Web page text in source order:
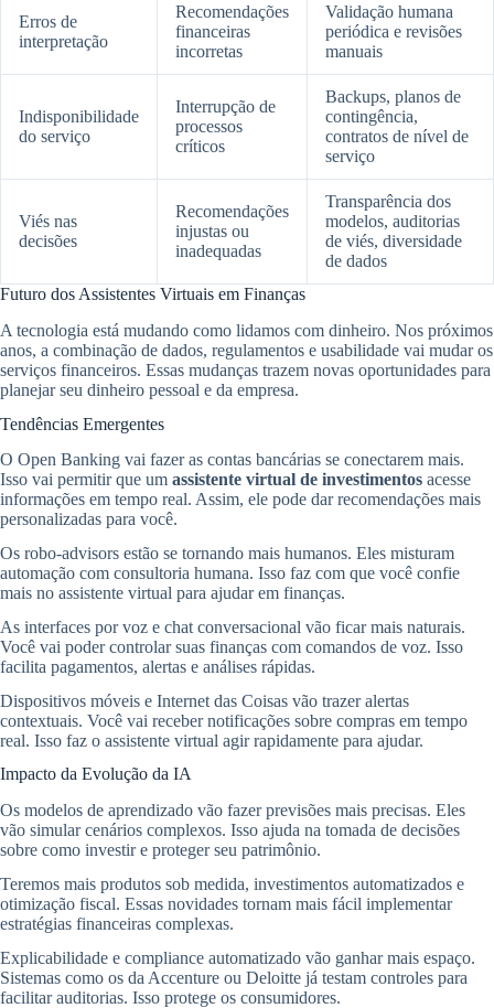
Erros de
interpretação
Recomendações
financeiras
incorretas
Validação humana
periódica e revisões
manuais
Indisponibilidade
do serviço
Interrupção de
processos
críticos
Backups, planos de
contingência,
contratos de nível de
serviço
Viés nas
decisões
Recomendações
injustas ou
inadequadas
Transparência dos
modelos, auditorias
de viés, diversidade
de dados
Futuro dos Assistentes Virtuais em Finanças
A tecnologia está mudando como lidamos com dinheiro. Nos próximos
anos, a combinação de dados, regulamentos e usabilidade vai mudar os
serviços financeiros. Essas mudanças trazem novas oportunidades para
planejar seu dinheiro pessoal e da empresa.
Tendências Emergentes
O Open Banking vai fazer as contas bancárias se conectarem mais.
Isso vai permitir que um assistente virtual de investimentos acesse
informações em tempo real. Assim, ele pode dar recomendações mais
personalizadas para você.
Os robo-advisors estão se tornando mais humanos. Eles misturam
automação com consultoria humana. Isso faz com que você confie
mais no assistente virtual para ajudar em finanças.
As interfaces por voz e chat conversacional vão ficar mais naturais.
Você vai poder controlar suas finanças com comandos de voz. Isso
facilita pagamentos, alertas e análises rápidas.
Dispositivos móveis e Internet das Coisas vão trazer alertas
contextuais. Você vai receber notificações sobre compras em tempo
real. Isso faz o assistente virtual agir rapidamente para ajudar.
Impacto da Evolução da IA
Os modelos de aprendizado vão fazer previsões mais precisas. Eles
vão simular cenários complexos. Isso ajuda na tomada de decisões
sobre como investir e proteger seu patrimônio.
Teremos mais produtos sob medida, investimentos automatizados e
otimização fiscal. Essas novidades tornam mais fácil implementar
estratégias financeiras complexas.
Explicabilidade e compliance automatizado vão ganhar mais espaço.
Sistemas como os da Accenture ou Deloitte já testam controles para
facilitar auditorias. Isso protege os consumidores.